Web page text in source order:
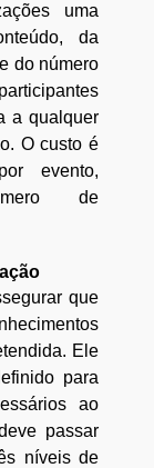
uma
da
do número
a qualquer
O custo é
evento,
de
que
Ele
para
ao
passar
níveis de